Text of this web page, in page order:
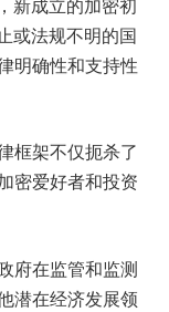
新成立的加密初
或法规不明的国
明确性和支持性
框架不仅扼杀了
密爱好者和投资
府在监管和监测
潜在经济发展领